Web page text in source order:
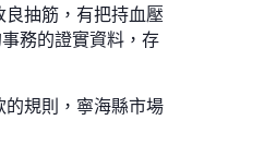
良抽筋，有把持血壓
務的證實資料，存
規則，寧海縣市場